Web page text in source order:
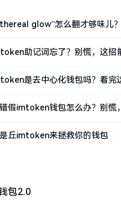
glow”怎么翻才够味儿
助记词忘了？别慌，这招
是去中心化钱包吗？看完
假imtoken钱包怎么办？别慌
丘imtoken来拯救你的钱包
包2.0